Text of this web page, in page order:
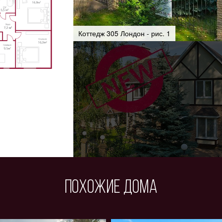
Партнеры
Информация
с
Установлен
участка.
-
камер) с
площадок
Коттедж 305 Лондон - рис. 1
Похожие дома